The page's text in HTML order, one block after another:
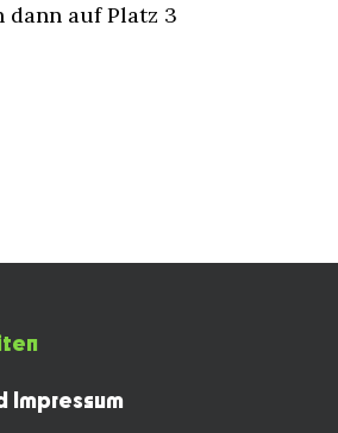
auf Platz 3
Impressum